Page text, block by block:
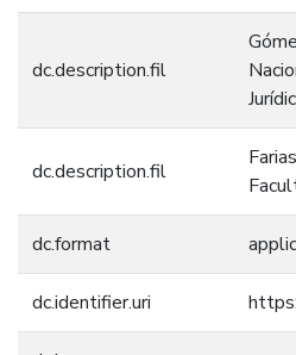
dc.description.fil
dc.description.fil
dc.format
dc.identifier.uri